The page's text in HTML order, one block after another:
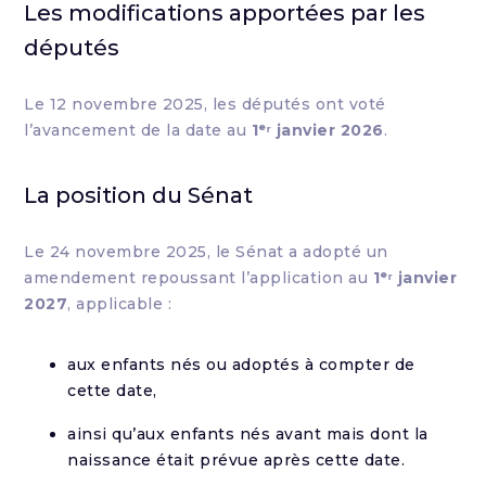
Les modifications apportées par les
députés
Le 12 novembre 2025, les députés ont voté
l’avancement de la date au 1ᵉʳ janvier 2026.
La position du Sénat
Le 24 novembre 2025, le Sénat a adopté un
amendement repoussant l’application au 1ᵉʳ janvier
2027, applicable :
aux enfants nés ou adoptés à compter de
cette date,
ainsi qu’aux enfants nés avant mais dont la
naissance était prévue après cette date.